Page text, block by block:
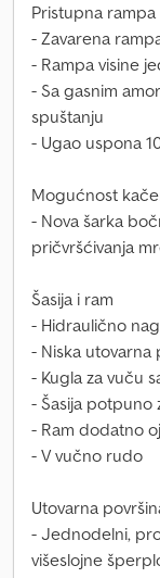
Pristupna rampa
- Zavarena
- Rampa visine
- Sa gasnim
spuštanju
- Ugao uspona
Mogućnost
- Nova šarka
pričvršćivanja
Šasija i ram
- Hidraulično
- Niska utovarna
- Kugla za vuču
- Šasija potpuno
- Ram dodatno
- V vučno rudo
Utovarna
- Jednodelni,
višeslojne